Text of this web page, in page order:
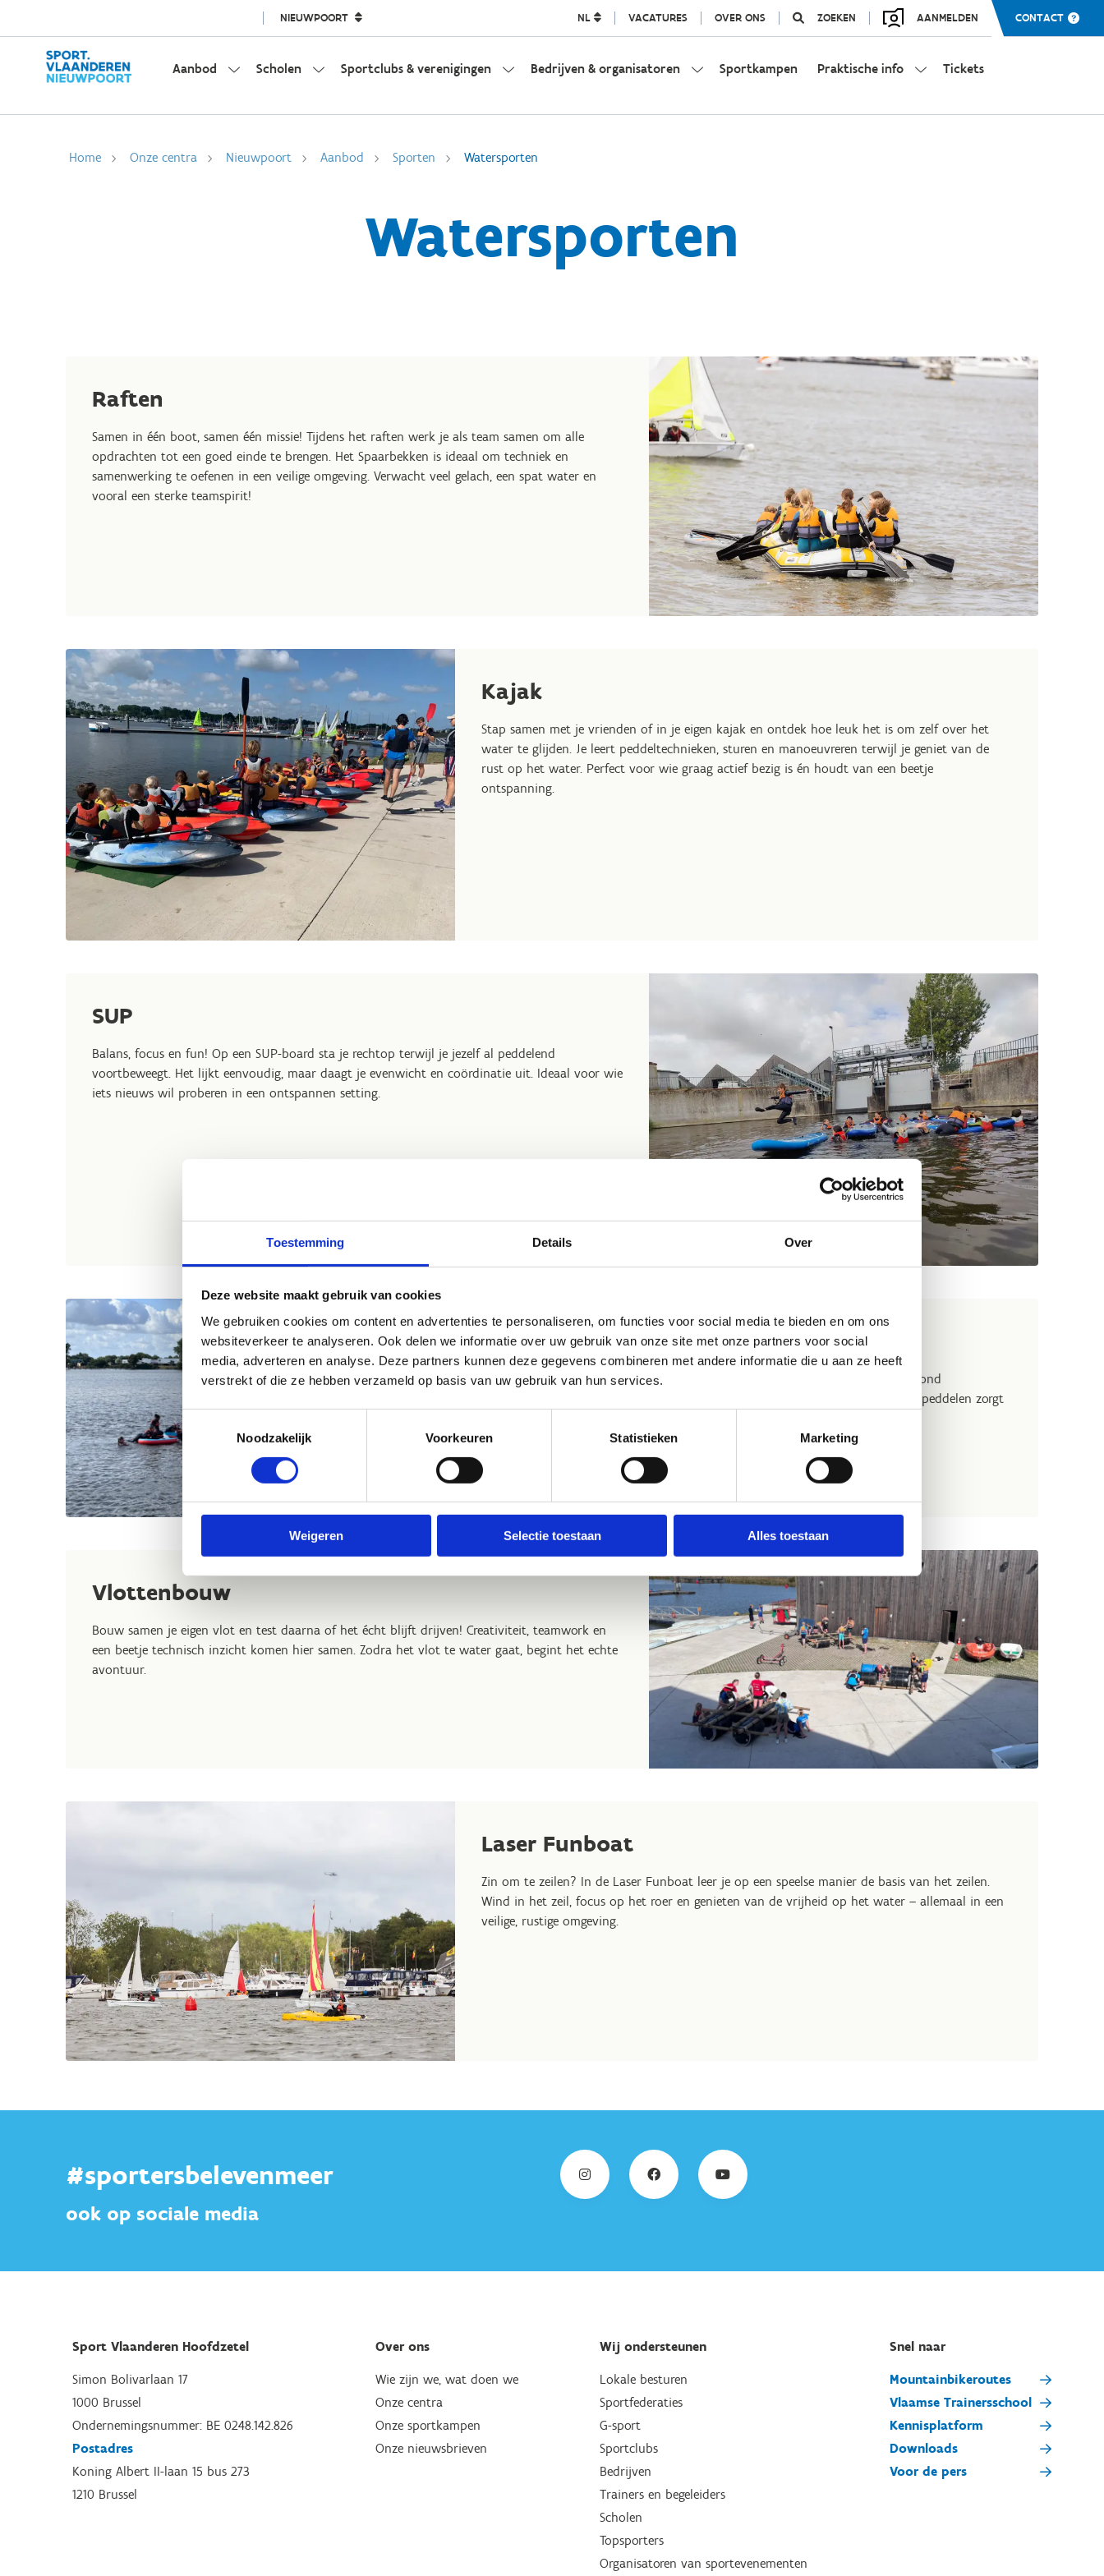
Toestemming Details Over
Deze website maakt gebruik van cookies
We gebruiken cookies om content en advertenties te personaliseren, om functies voor social media te bieden en om ons
websiteverkeer te analyseren. Ook delen we informatie over uw gebruik van onze site met onze partners voor social
media, adverteren en analyse. Deze partners kunnen deze gegevens combineren met andere informatie die u aan ze heeft
verstrekt of die ze hebben verzameld op basis van uw gebruik van hun services.
Toestemmingsselectie
Noodzakelijk
Voorkeuren Statistieken Marketing
Weigeren Selectie toestaan Alles toestaan
NIEUWPOORT NL VACATURES OVER ONS ZOEKEN AANMELDEN CONTACT
Aanbod Scholen Sportclubs & verenigingen Bedrijven & organisatoren Sportkampen Praktische info Tickets
Home Onze centra Nieuwpoort Aanbod Sporten Watersporten
Watersporten
Raften
Samen in één boot, samen één missie! Tijdens het raften werk je als team samen om alle
opdrachten tot een goed einde te brengen. Het Spaarbekken is ideaal om techniek en
samenwerking te oefenen in een veilige omgeving. Verwacht veel gelach, een spat water en
vooral een sterke teamspirit!
Kajak
Stap samen met je vrienden of in je eigen kajak en ontdek hoe leuk het is om zelf over het
water te glijden. Je leert peddeltechnieken, sturen en manoeuvreren terwijl je geniet van de
rust op het water. Perfect voor wie graag actief bezig is én houdt van een beetje
ontspanning.
SUP
Balans, focus en fun! Op een SUP-board sta je rechtop terwijl je jezelf al peddelend
voortbeweegt. Het lijkt eenvoudig, maar daagt je evenwicht en coördinatie uit. Ideaal voor wie
iets nieuws wil proberen in een ontspannen setting.
Gaint SUP
Nog leuker? Met z’n allen op één groot SUP-board! Giant SUP draait volledig rond
samenwerking en communicatie. Samen het evenwicht bewaren en synchroon peddelen zorgt
Vlottenbouw
Bouw samen je eigen vlot en test daarna of het écht blijft drijven! Creativiteit, teamwork en
een beetje technisch inzicht komen hier samen. Zodra het vlot te water gaat, begint het echte
avontuur.
Laser Funboat
Zin om te zeilen? In de Laser Funboatleer je op een speelse manier de basis van het zeilen.
Wind in het zeil, focus op het roer en genieten van de vrijheid op het water – allemaal in een
veilige, rustige omgeving.
#sportersbelevenmeer
ook op sociale media
Sport Vlaanderen Hoofdzetel
Simon Bolivarlaan 17
1000 Brussel
Ondernemingsnummer: BE 0248.142.826
Postadres
Koning Albert II-laan 15 bus 273
1210 Brussel
Over ons
Wie zijn we, wat doen we
Onze centra
Onze sportkampen
Onze nieuwsbrieven
Wij ondersteunen
Lokale besturen
Sportfederaties
G-sport
Sportclubs
Bedrijven
Trainers en begeleiders
Scholen
Topsporters
Organisatoren van sportevenementen
Snel naar
Mountainbikeroutes
Vlaamse Trainersschool
Kennisplatform
Downloads
Voor de pers